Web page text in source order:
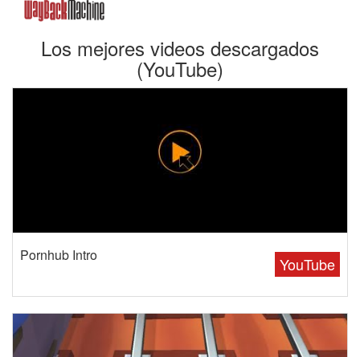
Los mejores videos descargados
(YouTube)
YouTube
Pornhub Intro